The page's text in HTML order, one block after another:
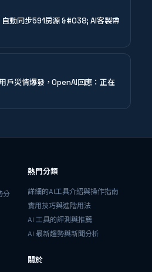
動同步591房源 &#038; AI客製帶
戶災情爆發，OpenAI回應：正在
分
熱門分類
詳細的AI工具介紹與操作指南
實用技巧與進階用法
AI 工具的評測與推薦
AI 最新趨勢與新聞分析
關於